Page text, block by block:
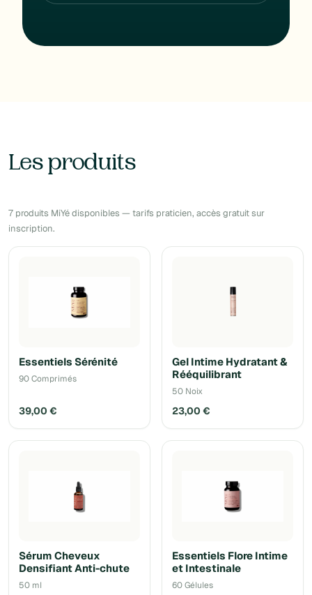
Les produits
7 produits MiYé disponibles — tarifs praticien, accès gratuit sur
inscription.
Essentiels Sérénité
90 Comprimés
39,00 €
Gel Intime Hydratant &
Rééquilibrant
50 Noix
23,00 €
Sérum Cheveux
Densifiant Anti-chute
50 ml
Essentiels Flore Intime
et Intestinale
60 Gélules